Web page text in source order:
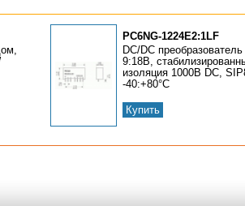
PC6NG-1224E2:1LF
DC/DC
9:18В,
изоляция 1000В DC,
-40:+80°С
Купить